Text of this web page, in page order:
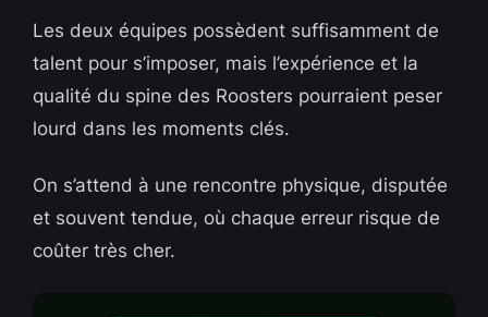
Les deux équipes possèdent suffisamment de
talent pour s’imposer, mais l’expérience et la
qualité du spine des Roosters pourraient peser
lourd dans les moments clés.
On s’attend à une rencontre physique, disputée
et souvent tendue, où chaque erreur risque de
coûter très cher.